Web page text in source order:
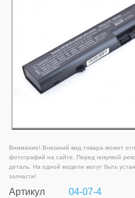
Внимание! Внешний вид товара может
фотографий на сайте. Перед покупкой
деталь. На одной модели могут быть
запчасти!
Артикул
04-07-4